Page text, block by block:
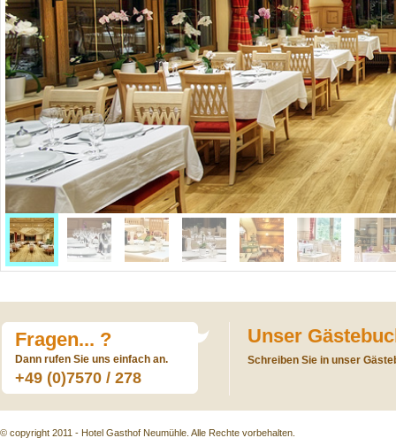
Fragen... ?
Dann rufen Sie uns einfach an.
+49 (0)7570 / 278
Unser
Schreiben Sie in unser
© copyright 2011 - Hotel Gasthof Neumühle. Alle Rechte vorbehalten.